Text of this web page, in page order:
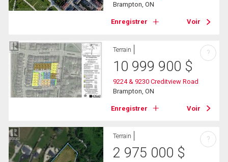
Brampton, ON
Enregistrer Voir
Terrain
10 999 900 $
9224 & 9230 Creditview Road
Brampton, ON
Enregistrer Voir
?
Terrain
2 975 000 $
?